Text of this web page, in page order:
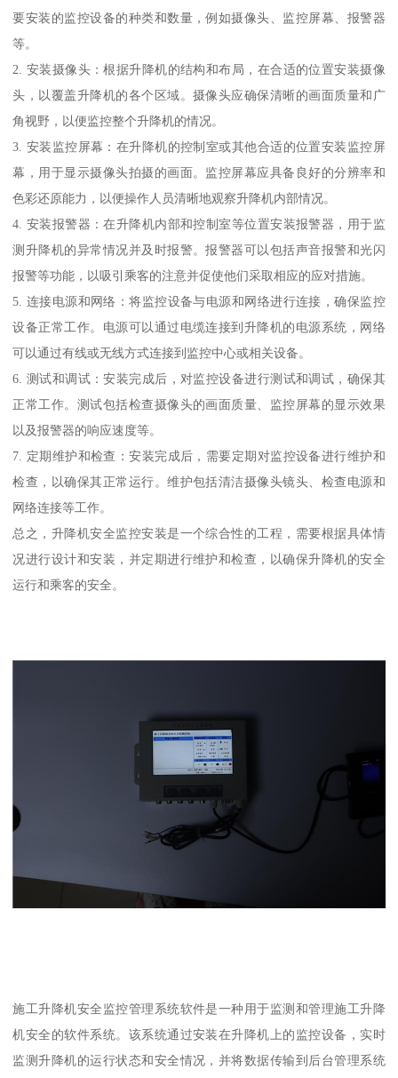
要安装的监控设备的种类和数量，例如摄像头、监控屏幕、报警器
等。
2. 安装摄像头：根据升降机的结构和布局，在合适的位置安装摄像
头，以覆盖升降机的各个区域。摄像头应确保清晰的画面质量和广
角视野，以便监控整个升降机的情况。
3. 安装监控屏幕：在升降机的控制室或其他合适的位置安装监控屏
幕，用于显示摄像头拍摄的画面。监控屏幕应具备良好的分辨率和
色彩还原能力，以便操作人员清晰地观察升降机内部情况。
4. 安装报警器：在升降机内部和控制室等位置安装报警器，用于监
测升降机的异常情况并及时报警。报警器可以包括声音报警和光闪
报警等功能，以吸引乘客的注意并促使他们采取相应的应对措施。
5. 连接电源和网络：将监控设备与电源和网络进行连接，确保监控
设备正常工作。电源可以通过电缆连接到升降机的电源系统，网络
可以通过有线或无线方式连接到监控中心或相关设备。
6. 测试和调试：安装完成后，对监控设备进行测试和调试，确保其
正常工作。测试包括检查摄像头的画面质量、监控屏幕的显示效果
以及报警器的响应速度等。
7. 定期维护和检查：安装完成后，需要定期对监控设备进行维护和
检查，以确保其正常运行。维护包括清洁摄像头镜头、检查电源和
网络连接等工作。
总之，升降机安全监控安装是一个综合性的工程，需要根据具体情
况进行设计和安装，并定期进行维护和检查，以确保升降机的安全
运行和乘客的安全。
施工升降机安全监控管理系统软件是一种用于监测和管理施工升降
机安全的软件系统。该系统通过安装在升降机上的监控设备，实时
监测升降机的运行状态和安全情况，并将数据传输到后台管理系统